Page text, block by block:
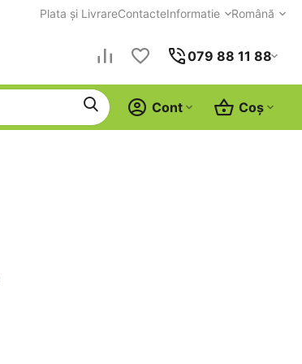
Plata și LivrareContacteInformatie Română
079 88 11 88
Coș
Cont